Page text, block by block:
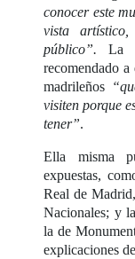
conocer este
vista
público”.La
recomendado
madrileños
visiten porque
tener”.
Ella misma
expuestas,
Real de
Nacionales; y
la de
explicaciones